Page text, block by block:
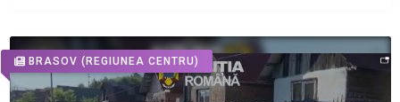
BRASOV (REGIUNEA CENTRU)